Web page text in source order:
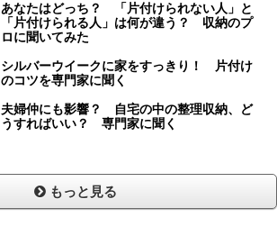
あなたはどっち？ 「片付けられない人」と
「片付けられる人」は何が違う？ 収納のプ
ロに聞いてみた
シルバーウイークに家をすっきり！ 片付け
のコツを専門家に聞く
夫婦仲にも影響？ 自宅の中の整理収納、ど
うすればいい？ 専門家に聞く
もっと見る